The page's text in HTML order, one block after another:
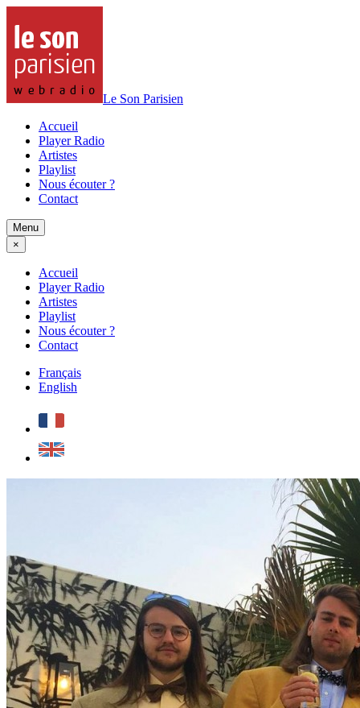
Le Son Parisien
Accueil
Player Radio
Artistes
Playlist
Nous écouter ?
Contact
Menu
×
Accueil
Player Radio
Artistes
Playlist
Nous écouter ?
Contact
Français
English